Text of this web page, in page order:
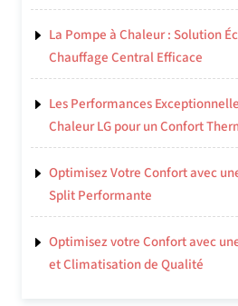
La Pompe à Chaleur : Solution
Chauffage Central Efficace
Les Performances
Chaleur LG pour un Confort
Optimisez Votre Confort avec
Split Performante
Optimisez votre Confort avec
et Climatisation de Qualité